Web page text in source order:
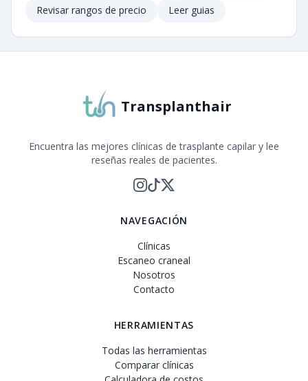
Revisar rangos de precio
Leer guias
Transplanthair
Encuentra las mejores clínicas de trasplante capilar y lee
reseñas reales de pacientes.
NAVEGACIÓN
Clínicas
Escaneo craneal
Nosotros
Contacto
HERRAMIENTAS
Todas las herramientas
Comparar clínicas